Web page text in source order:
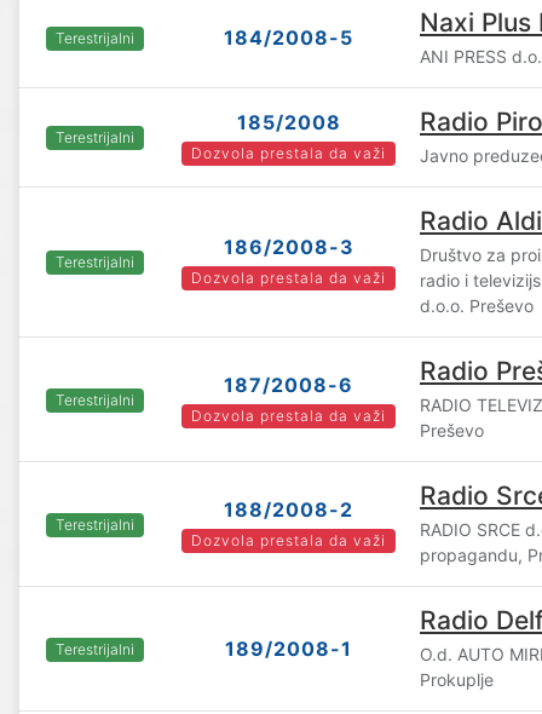
Terestrijalni 184/2008-5 Naxi Plus
ANI PRESS
Terestrijalni
185/2008
Dozvola prestala da važi
Radio
Javno
Terestrijalni
186/2008-3
Dozvola prestala da važi
Radio
Društvo za
radio i
d.o.o. Preševo
Terestrijalni
187/2008-6
Dozvola prestala da važi
Radio
RADIO
Preševo
Terestrijalni
188/2008-2
Dozvola prestala da važi
Radio
RADIO SRCE
propagandu,
Terestrijalni 189/2008-1
Radio
O.d. AUTO
Prokuplje